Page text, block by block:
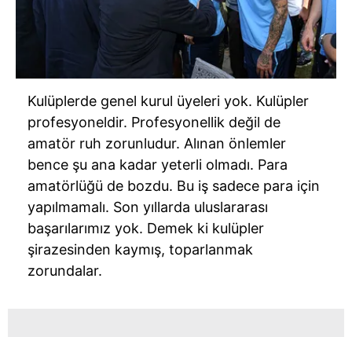
Kulüplerde genel kurul üyeleri yok. Kulüpler
profesyoneldir. Profesyonellik değil de
amatör ruh zorunludur. Alınan önlemler
bence şu ana kadar yeterli olmadı. Para
amatörlüğü de bozdu. Bu iş sadece para için
yapılmamalı. Son yıllarda uluslararası
başarılarımız yok. Demek ki kulüpler
şirazesinden kaymış, toparlanmak
zorundalar.